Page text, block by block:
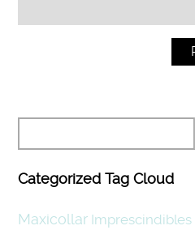
Categorized Tag Cloud
Maxicollar Imprescindibles